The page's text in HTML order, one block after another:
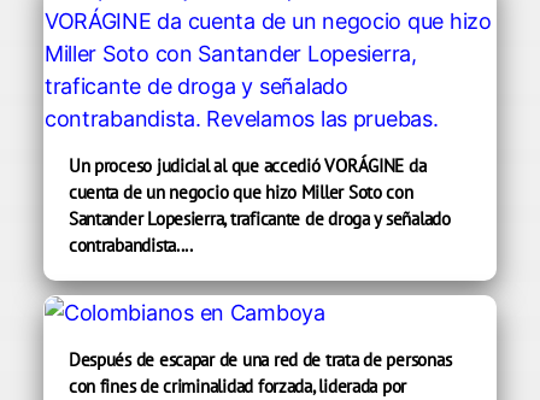
Un proceso judicial al que accedió VORÁGINE da
cuenta de un negocio que hizo Miller Soto con
Santander Lopesierra, traficante de droga y señalado
contrabandista....
Después de escapar de una red de trata de personas
con fines de criminalidad forzada, liderada por